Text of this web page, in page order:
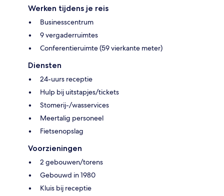
Werken tijdens je reis
Businesscentrum
9 vergaderruimtes
Conferentieruimte (59 vierkante meter)
Diensten
24-uurs receptie
Hulp bij uitstapjes/tickets
Stomerij-/wasservices
Meertalig personeel
Fietsenopslag
Voorzieningen
2 gebouwen/torens
Gebouwd in 1980
Kluis bij receptie